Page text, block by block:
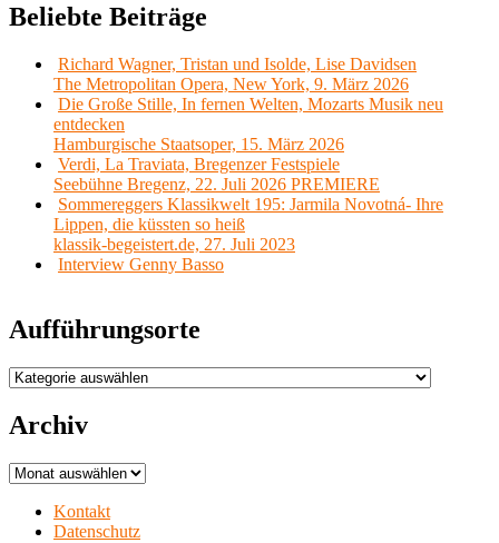
Beliebte Beiträge
Richard Wagner, Tristan und Isolde, Lise Davidsen
The Metropolitan Opera, New York, 9. März 2026
Die Große Stille, In fernen Welten, Mozarts Musik neu
entdecken
Hamburgische Staatsoper, 15. März 2026
Verdi, La Traviata, Bregenzer Festspiele
Seebühne Bregenz, 22. Juli 2026 PREMIERE
Sommereggers Klassikwelt 195: Jarmila Novotná- Ihre
Lippen, die küssten so heiß
klassik-begeistert.de, 27. Juli 2023
Interview Genny Basso
Aufführungsorte
Aufführungsorte
Archiv
Archiv
Kontakt
Datenschutz